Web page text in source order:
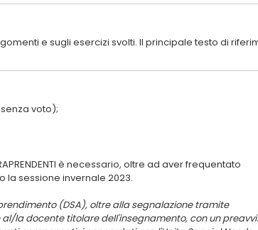
e sugli esercizi svolti. Il principale testo di
è necessario, oltre ad aver frequentato
(DSA), oltre alla segnalazione tramite
la docente titolare dell'insegnamento, con un